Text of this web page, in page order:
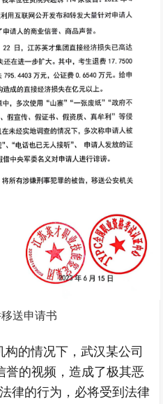
送申请书
的情况下，武汉某公司
誉的视频，造成了极其恶
律的行为，必将受到法律